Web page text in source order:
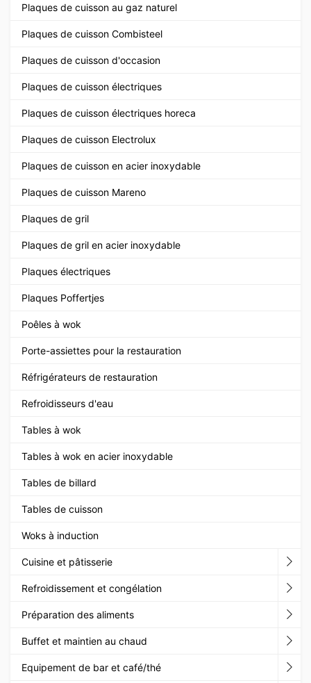
Plaques de cuisson au gaz naturel
Plaques de cuisson Combisteel
Plaques de cuisson d'occasion
Plaques de cuisson électriques
Plaques de cuisson électriques horeca
Plaques de cuisson Electrolux
Plaques de cuisson en acier inoxydable
Plaques de cuisson Mareno
Plaques de gril
Plaques de gril en acier inoxydable
Plaques électriques
Plaques Poffertjes
Poêles à wok
Porte-assiettes pour la restauration
Réfrigérateurs de restauration
Refroidisseurs d'eau
Tables à wok
Tables à wok en acier inoxydable
Tables de billard
Tables de cuisson
Woks à induction
Cuisine et pâtisserie
Refroidissement et congélation
Préparation des aliments
Buffet et maintien au chaud
Equipement de bar et café/thé